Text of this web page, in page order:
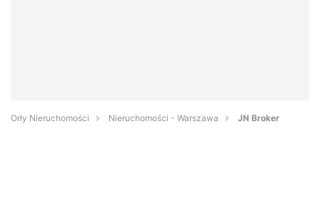
Orły Nieruchomości Nieruchomości - Warszawa JN Broker